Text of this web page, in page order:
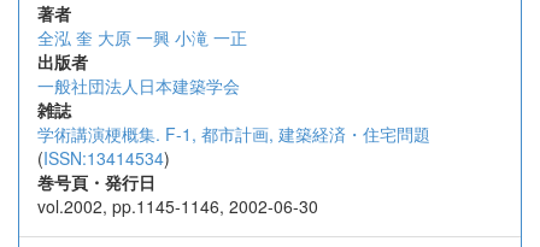
著者
全泓 奎 大原 一興 小滝 一正
出版者
一般社団法人日本建築学会
雑誌
学術講演梗概集. F-1, 都市計画, 建築経済・住宅問題
(ISSN:13414534)
巻号頁・発行日
vol.2002, pp.1145-1146, 2002-06-30